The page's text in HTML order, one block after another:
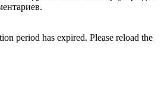
period has expired. Please reload the